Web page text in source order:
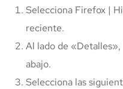
Selecciona Firefox |
reciente.
Al lado de «Detalles»,
abajo.
Selecciona las